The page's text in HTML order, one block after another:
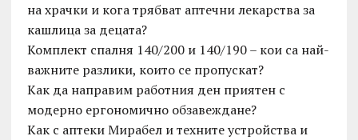
на храчки и кога трябват аптечни лекарства за
кашлица за децата?
Комплект спалня 140/200 и 140/190 – кои са най-
важните разлики, които се пропускат?
Как да направим работния ден приятен с
модерно ергономично обзавеждане?
Как с аптеки Мирабел и техните устройства и